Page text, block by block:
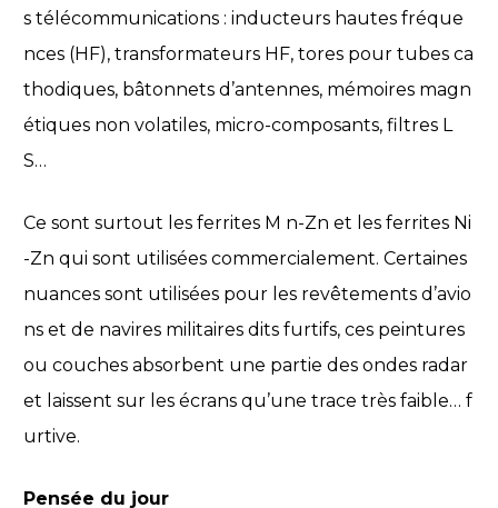
s télécommunications : inducteurs hautes fréque
nces (HF), transformateurs HF, tores pour tubes ca
thodiques, bâtonnets d’antennes, mémoires magn
étiques non volatiles, micro-composants, filtres L
S…
Ce sont surtout les ferrites M n-Zn et les ferrites Ni
-Zn qui sont utilisées commercialement. Certaines
nuances sont utilisées pour les revêtements d’avio
ns et de navires militaires dits furtifs, ces peintures
ou couches absorbent une partie des ondes radar
et laissent sur les écrans qu’une trace très faible… f
urtive.
Pensée du jour